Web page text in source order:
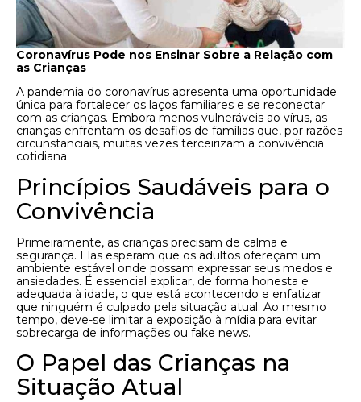
Coronavírus Pode nos Ensinar Sobre a Relação com
as Crianças
A pandemia do coronavírus apresenta uma oportunidade
única para fortalecer os laços familiares e se reconectar
com as crianças. Embora menos vulneráveis ao vírus, as
crianças enfrentam os desafios de famílias que, por razões
circunstanciais, muitas vezes terceirizam a convivência
cotidiana.
Princípios Saudáveis para o
Convivência
Primeiramente, as crianças precisam de calma e
segurança. Elas esperam que os adultos ofereçam um
ambiente estável onde possam expressar seus medos e
ansiedades. É essencial explicar, de forma honesta e
adequada à idade, o que está acontecendo e enfatizar
que ninguém é culpado pela situação atual. Ao mesmo
tempo, deve-se limitar a exposição à mídia para evitar
sobrecarga de informações ou fake news.
O Papel das Crianças na
Situação Atual